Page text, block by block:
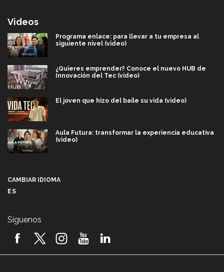
Videos
Programa enlace: para llevar a tu empresa al
siguiente nivel (video)
¿Quieres emprender? Conoce el nuevo HUB de
Innovación del Tec (video)
El joven que hizo del baile su vida (video)
Aula Futura: transformar la experiencia educativa
(video)
2026! (video)
CAMBIAR IDIOMA
ES
Síguenos